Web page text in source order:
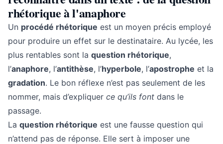
rhétorique à l'anaphore
Un procédé rhétorique est un moyen précis employé
pour produire un effet sur le destinataire. Au lycée, les
plus rentables sont la question rhétorique,
l’anaphore, l’antithèse, l’hyperbole, l’apostrophe et la
gradation. Le bon réflexe n’est pas seulement de les
nommer, mais d’expliquer ce qu’ils font dans le
passage.
La question rhétorique est une fausse question qui
n’attend pas de réponse. Elle sert à imposer une